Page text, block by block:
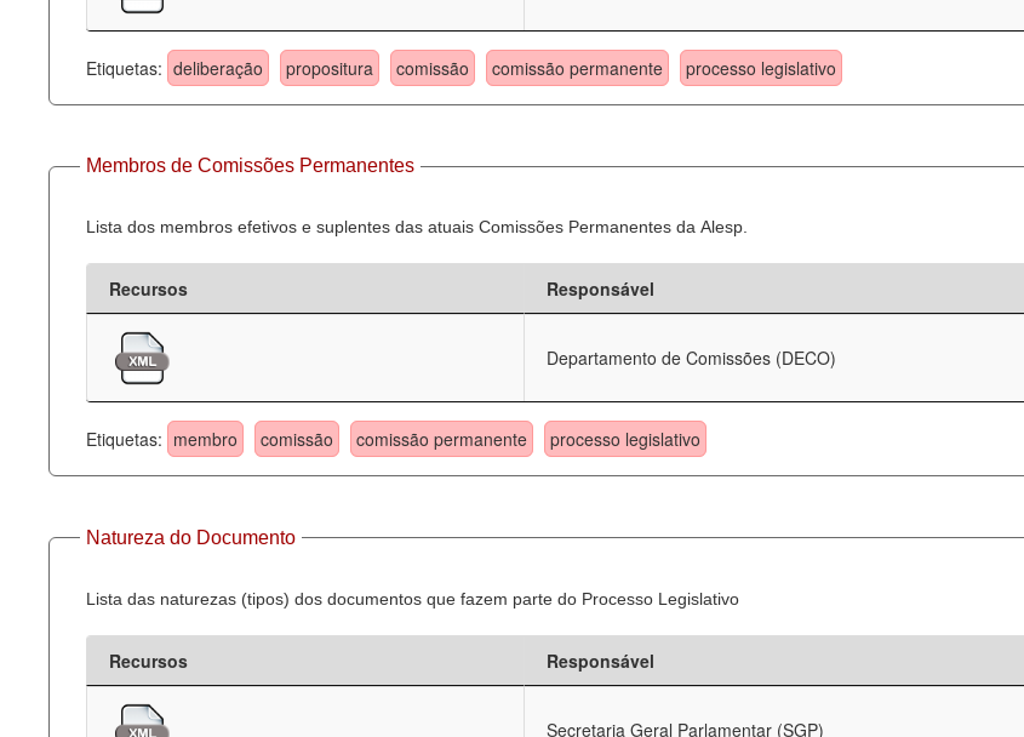
Etiquetas: deliberação propositura comissão comissão permanente processo legislativo
Membros de Comissões Permanentes
Lista dos membros efetivos e suplentes das atuais Comissões Permanentes da Alesp.
Recursos Responsável
Departamento de Comissões (DECO)
Etiquetas: membro comissão comissão permanente processo legislativo
Natureza do Documento
Lista das naturezas (tipos) dos documentos que fazem parte do Processo Legislativo
Recursos Responsável
Secretaria Geral Parlamentar (SGP)